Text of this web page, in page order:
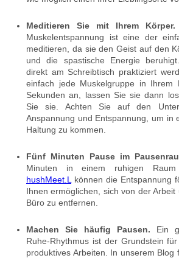
Meditieren Sie mit Ihrem Körper.
Muskelentspannung ist eine der
meditieren, da sie den Geist auf den
und die spastische Energie
direkt am Schreibtisch praktiziert
einfach jede Muskelgruppe in Ihrem
Sekunden an, lassen Sie sie dann
Sie sie. Achten Sie auf den
Anspannung und Entspannung, um in
Haltung zu kommen.
Fünf Minuten Pause im
Minuten in einem ruhigen
hushMeet.L
können die Entspannung
Ihnen ermöglichen, sich von der Arbeit
Büro zu entfernen.
Machen Sie häufig Pausen. Ein
Ruhe-Rhythmus ist der Grundstein
produktives Arbeiten. In unserem Blog